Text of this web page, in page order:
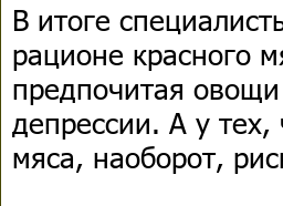
В итоге
рационе красного
предпочитая
депрессии. А у
мяса, наоборот,